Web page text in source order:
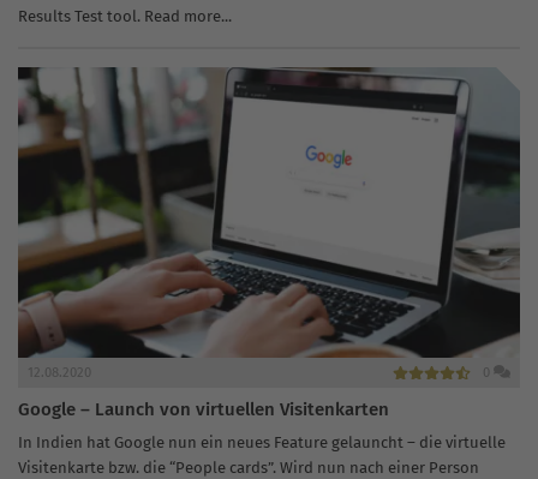
Results Test tool. Read more...
12.08.2020 0
Google – Launch von virtuellen Visitenkarten
In Indien hat Google nun ein neues Feature gelauncht – die virtuelle
Visitenkarte bzw. die “People cards”. Wird nun nach einer Person